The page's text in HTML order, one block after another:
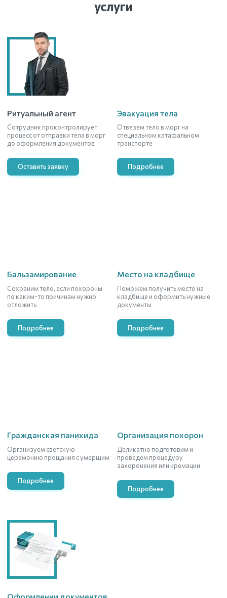
услуги
Ритуальный агент
Сотрудник проконтролирует
процесс от отправки тела в морг
до оформления документов
Оставить заявку
Эвакуация тела
Отвезем тело в морг на
специальном катафальном
транспорте
Подробнее
Бальзамирование
Сохраним тело, если похороны
по каким-то причинам нужно
отложить
Подробнее
Место на кладбище
Поможем получить место на
кладбище и оформить нужные
документы
Подробнее
Гражданская панихида
Организуем светскую
церемонию прощания с умершим
Подробнее
Организация похорон
Деликатно подготовим и
проведем процедуру
захоронения или кремации
Подробнее